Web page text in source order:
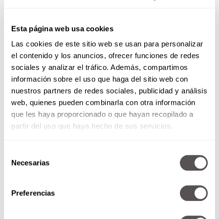
Esta página web usa cookies
Las cookies de este sitio web se usan para personalizar
el contenido y los anuncios, ofrecer funciones de redes
sociales y analizar el tráfico. Además, compartimos
información sobre el uso que haga del sitio web con
nuestros partners de redes sociales, publicidad y análisis
web, quienes pueden combinarla con otra información
que les haya proporcionado o que hayan recopilado a
partir del uso que haya hecho de sus servicios.
Necesarias
Preferencias
chocolate y sin culpa.
¿Tienes una relación tóxica